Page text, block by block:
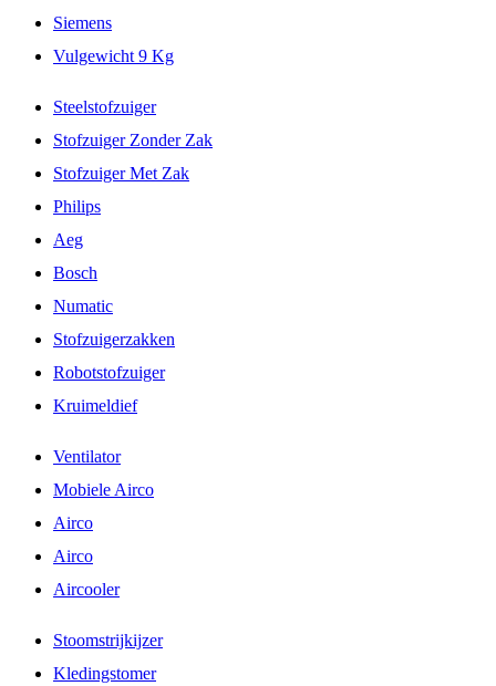
Siemens
Vulgewicht 9 Kg
Steelstofzuiger
Stofzuiger Zonder Zak
Stofzuiger Met Zak
Philips
Aeg
Bosch
Numatic
Stofzuigerzakken
Robotstofzuiger
Kruimeldief
Ventilator
Mobiele Airco
Airco
Airco
Aircooler
Stoomstrijkijzer
Kledingstomer